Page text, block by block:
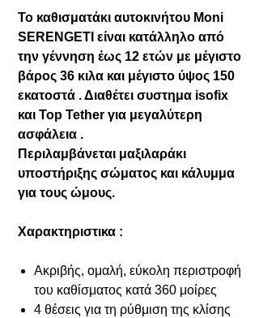
Το καθισματάκι αυτοκινήτου Moni
SERENGETI είναι κατάλληλο από
την γέννηση έως 12 ετών με μέγιστο
βάρος 36 κιλα και μέγιστο ύψος 150
εκατοστά . Διαθέτει συστημα isofix
και Top Tether για μεγαλύτερη
ασφάλεια .
Περιλαμβάνεται μαξιλαράκι
υποστήριξης σώματος και κάλυμμα
για τους ώμους.
Χαρακτηριστικα :
Ακριβής, ομαλή, εύκολη περιστροφή
του καθίσματος κατά 360 μοίρες
4 θέσεις για τη ρύθμιση της κλίσης